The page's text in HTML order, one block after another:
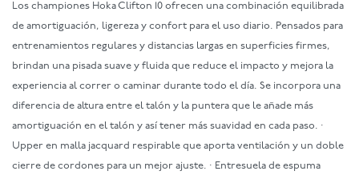
Los championes Hoka Clifton 10 ofrecen una combinación equilibrada
de amortiguación, ligereza y confort para el uso diario. Pensados para
entrenamientos regulares y distancias largas en superficies firmes,
brindan una pisada suave y fluida que reduce el impacto y mejora la
experiencia al correr o caminar durante todo el día. Se incorpora una
diferencia de altura entre el talón y la puntera que le añade más
amortiguación en el talón y así tener más suavidad en cada paso. ·
Upper en malla jacquard respirable que aporta ventilación y un doble
cierre de cordones para un mejor ajuste. · Entresuela de espuma